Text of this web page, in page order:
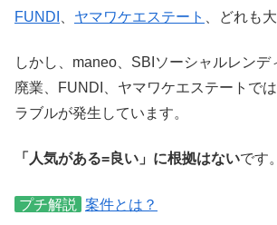
FUNDI
ヤマワケエステート 、どれも
しかし、maneo、SBIソーシャルレンデ
廃業、FUNDI、ヤマワケエステートで
ラブルが発生しています。
「人気がある=良い」に根拠はないです。
プチ解説 案件とは？